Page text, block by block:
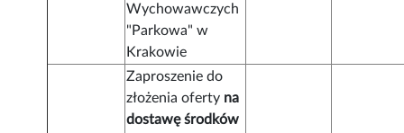
Wychowawczych
"Parkowa" w
Krakowie
Zaproszenie do
złożenia oferty na
dostawę środków